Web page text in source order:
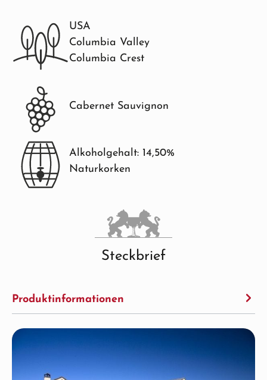
USA
Columbia Valley
Columbia Crest
Cabernet Sauvignon
Alkoholgehalt: 14,50%
Naturkorken
Steckbrief
Produktinformationen